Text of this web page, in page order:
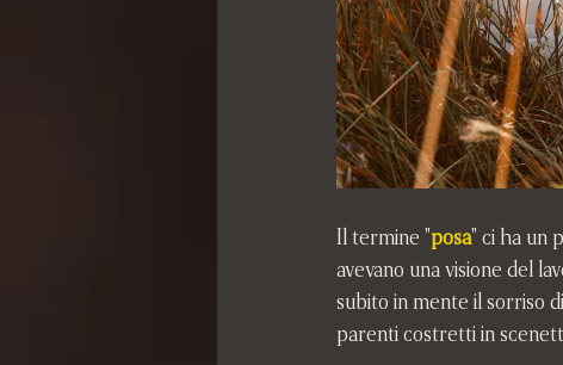
Il termine "posa" ci ha un
avevano una visione del
subito in mente il sorriso
parenti costretti in